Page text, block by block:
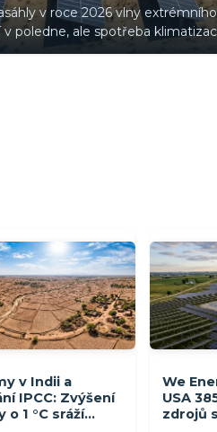
v roce 2026 vlny
v poledne, ale spotřeba
uhelné elektrárny.
v Indii a
IPCC: Zvýšení
o 1 °C sráží
We
USA
zdrojů